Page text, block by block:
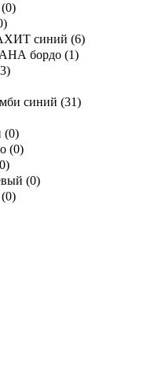
0)
)
синий (6)
бордо (1)
)
синий (31)
(0)
(0)
0)
(0)
0)